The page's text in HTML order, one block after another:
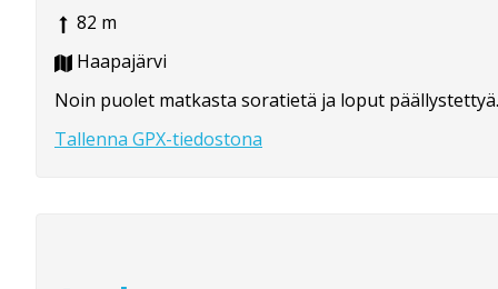
82 m
Haapajärvi
Noin puolet matkasta soratietä ja loput päällystettyä.
Tallenna GPX-tiedostona